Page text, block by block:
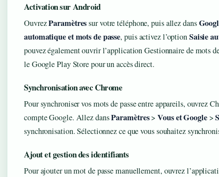
Activation sur Android
OuvrezParamètressur votre téléphone, puis allez dans
automatique et mots de passe, puis activez l’optionSaisie
pouvez également ouvrir l’application Gestionnaire de mots
le Google Play Store pour un accès direct.
Synchronisation avec Chrome
Pour synchroniser vos mots de passe entre appareils, ouvrez
compte Google. Allez dansParamètres>Vous et Google>
synchronisation. Sélectionnez ce que vous souhaitez
Ajout et gestion des identifiants
Pour ajouter un mot de passe manuellement, ouvrez